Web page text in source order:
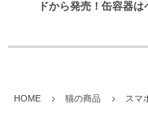
ドから発売！缶容器
HOME 猫の商品 スマ